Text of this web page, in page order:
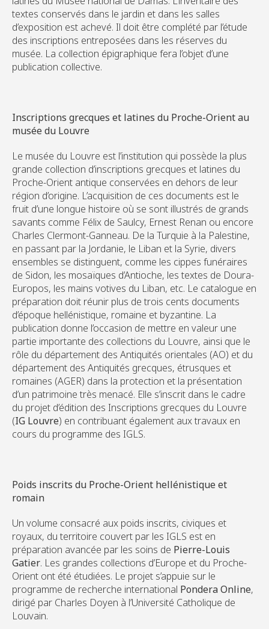
textes conservés dans le jardin et dans les salles
d’exposition est achevé. Il doit être complété par l’étude
des inscriptions entreposées dans les réserves du
musée. La collection épigraphique fera l’objet d’une
publication collective.
Inscriptions grecques et latines du Proche-Orient au
musée du Louvre
Le musée du Louvre est l’institution qui possède la plus
grande collection d’inscriptions grecques et latines du
Proche-Orient antique conservées en dehors de leur
région d’origine. L’acquisition de ces documents est le
fruit d’une longue histoire où se sont illustrés de grands
savants comme Félix de Saulcy, Ernest Renan ou encore
Charles Clermont-Ganneau. De la Turquie à la Palestine,
en passant par la Jordanie, le Liban et la Syrie, divers
ensembles se distinguent, comme les cippes funéraires
de Sidon, les mosaïques d’Antioche, les textes de Doura-
Europos, les mains votives du Liban, etc. Le catalogue en
préparation doit réunir plus de trois cents documents
d’époque hellénistique, romaine et byzantine. La
publication donne l’occasion de mettre en valeur une
partie importante des collections du Louvre, ainsi que le
rôle du département des Antiquités orientales (AO) et du
département des Antiquités grecques, étrusques et
romaines (AGER) dans la protection et la présentation
d’un patrimoine très menacé. Elle s’inscrit dans le cadre
du projet d’édition des Inscriptions grecques du Louvre
(IG Louvre) en contribuant également aux travaux en
cours du programme des IGLS.
Poids inscrits du Proche-Orient hellénistique et
romain
Un volume consacré aux poids inscrits, civiques et
royaux, du territoire couvert par les IGLS est en
préparation avancée par les soins de Pierre-Louis
Gatier. Les grandes collections d’Europe et du Proche-
Orient ont été étudiées. Le projet s’appuie sur le
programme de recherche international Pondera Online,
dirigé par Charles Doyen à l’Université Catholique de
Louvain.